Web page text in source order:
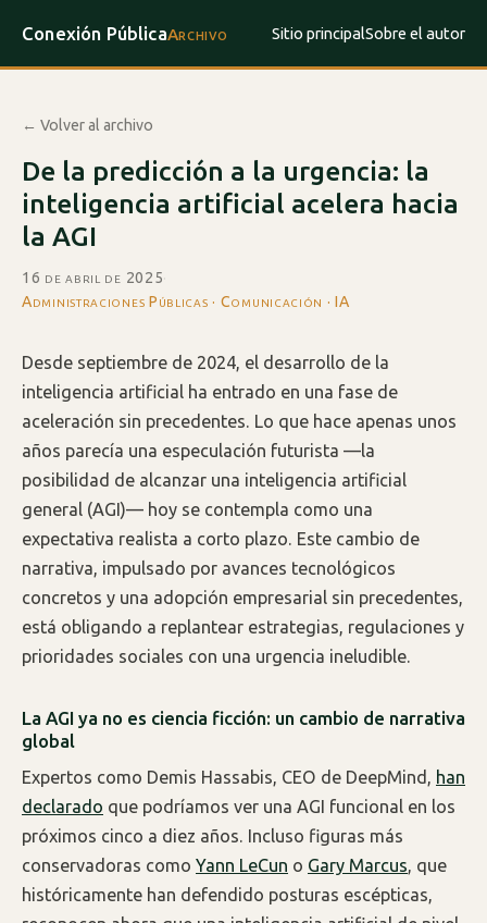
Conexión PúblicaArchivo Sitio principalSobre el autor
← Volver al archivo
De la predicción a la urgencia: la
inteligencia artificial acelera hacia
la AGI
16 de abril de 2025·
Administraciones Públicas · Comunicación · IA
Desde septiembre de 2024, el desarrollo de la
inteligencia artificial ha entrado en una fase de
aceleración sin precedentes. Lo que hace apenas unos
años parecía una especulación futurista —la
posibilidad de alcanzar una inteligencia artificial
general (AGI)— hoy se contempla como una
expectativa realista a corto plazo. Este cambio de
narrativa, impulsado por avances tecnológicos
concretos y una adopción empresarial sin precedentes,
está obligando a replantear estrategias, regulaciones y
prioridades sociales con una urgencia ineludible.
La AGI ya no es ciencia ficción: un cambio de narrativa
global
Expertos como Demis Hassabis, CEO de DeepMind, han
declarado que podríamos ver una AGI funcional en los
próximos cinco a diez años. Incluso figuras más
conservadoras como Yann LeCun o Gary Marcus, que
históricamente han defendido posturas escépticas,